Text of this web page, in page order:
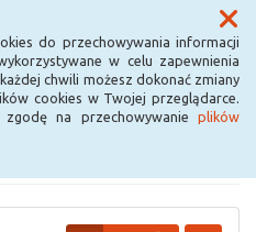
do przechowywania informacji
w celu zapewnienia
chwili możesz dokonać zmiany
cookies w Twojej przeglądarce.
na przechowywanie plików
Menu
w